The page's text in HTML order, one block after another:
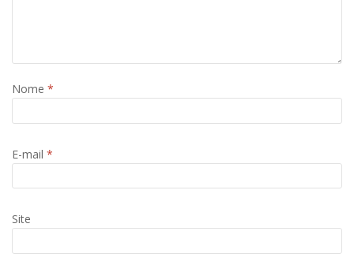
Nome *
E-mail *
Site